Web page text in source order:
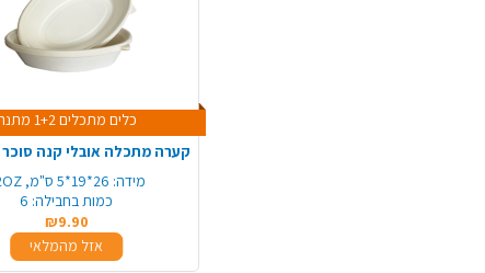
כלים מתכלים 1+2 מתנה
מידה: 26*19*5 ס"מ, 32OZ
כמות בחבילה: 6
₪9.90
אזל מהמלאי